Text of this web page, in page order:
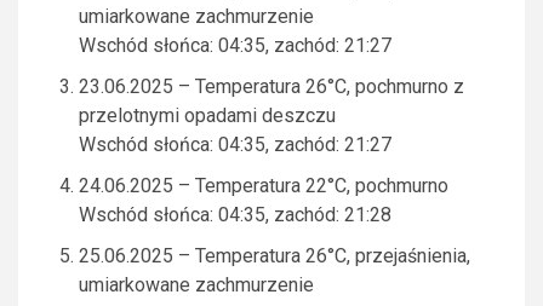
umiarkowane zachmurzenie
Wschód słońca: 04:35, zachód: 21:27
23.06.2025 – Temperatura 26°C, pochmurno z
przelotnymi opadami deszczu
Wschód słońca: 04:35, zachód: 21:27
24.06.2025 – Temperatura 22°C, pochmurno
Wschód słońca: 04:35, zachód: 21:28
25.06.2025 – Temperatura 26°C, przejaśnienia,
umiarkowane zachmurzenie